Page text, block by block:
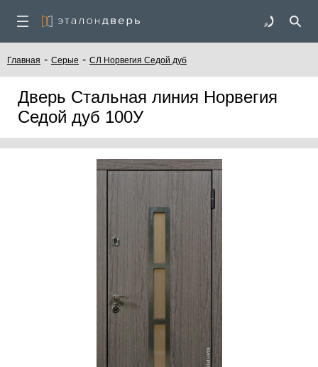
Главная - Серые - СЛ Норвегия Седой дуб
Дверь Стальная линия Норвегия
Седой дуб 100У